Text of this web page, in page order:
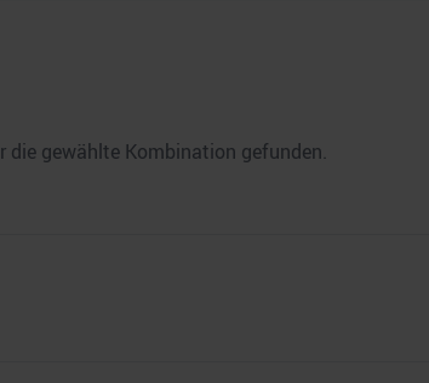
die gewählte Kombination gefunden.